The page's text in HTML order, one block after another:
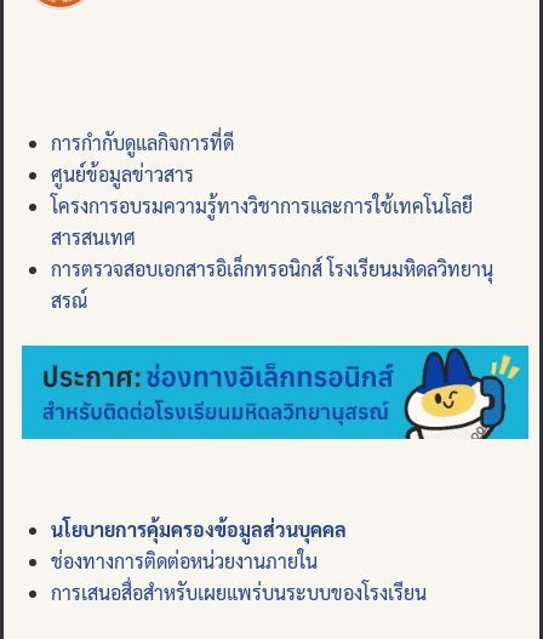
การกำกับดูแลกิจการที่ดี
ศูนย์ข้อมูลข่าวสาร
โครงการอบรมความรู้ทางวิชาการและการใช้เทคโนโลยี
สารสนเทศ
การตรวจสอบเอกสารอิเล็กทรอนิกส์ โรงเรียนมหิดลวิทยานุ
สรณ์
นโยบายการคุ้มครองข้อมูลส่วนบุคคล
ช่องทางการติดต่อหน่วยงานภายใน
การเสนอสื่อสำหรับเผยแพร่บนระบบของโรงเรียน